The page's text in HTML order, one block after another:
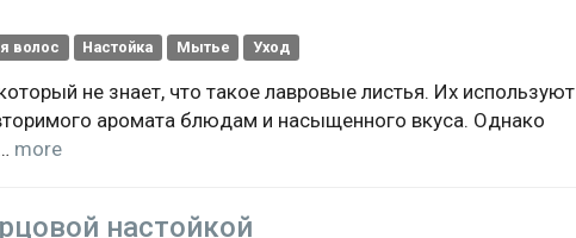
волос Настойка Мытье Уход
не знает, что такое лавровые листья. Их используют
аромата блюдам и насыщенного вкуса. Однако
more
настойкой